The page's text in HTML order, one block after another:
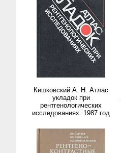
Кишковский А. Н. Атлас
укладок при
рентгенологических
исследованиях. 1987 год